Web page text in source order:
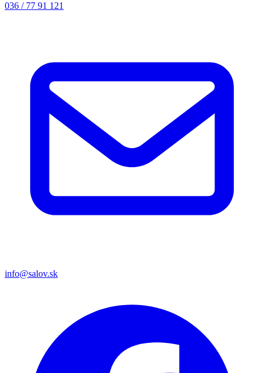
036 / 77 91 121
info@salov.sk